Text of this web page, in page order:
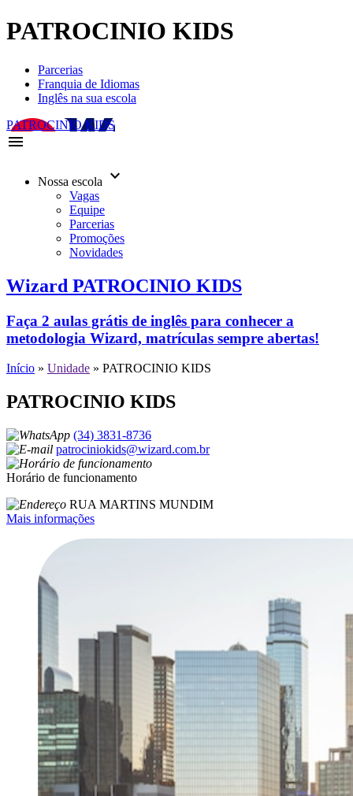
PATROCINIO KIDS
Parcerias
Franquia de Idiomas
Inglês na sua escola
PATROCINIO KIDS
menu
Nossa escola keyboard_arrow_down
Vagas
Equipe
Parcerias
Promoções
Novidades
Wizard PATROCINIO KIDS
Faça 2 aulas grátis de inglês para conhecer a
metodologia Wizard, matrículas sempre abertas!
Início » Unidade » PATROCINIO KIDS
PATROCINIO KIDS
(34) 3831-8736
patrociniokids@wizard.com.br
Horário de funcionamento
RUA MARTINS MUNDIM
Mais informações